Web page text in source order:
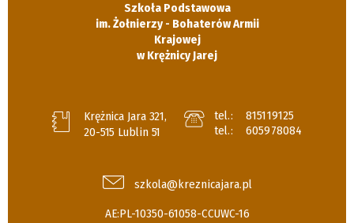
Szkoła Podstawowa
im. Żołnierzy - Bohaterów Armii
Krajowej
w Krężnicy Jarej
Krężnica Jara 321,
20-515 Lublin 51
tel.:
815119125
tel.:
605978084
szkola@kreznicajara.pl
AE:PL-10350-61058-CCUWC-16